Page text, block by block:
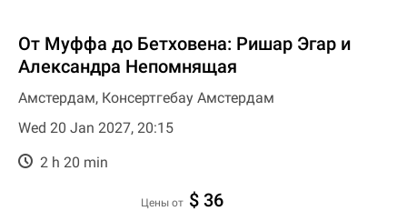
От Муффа до Бетховена: Ришар Эгар и
Александра Непомнящая
Амстердам, Консертгебау Амстердам
Wed 20 Jan 2027, 20:15
2 h 20 min
цены от $ 36